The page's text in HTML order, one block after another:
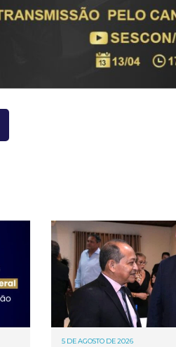
5 DE AGOSTO DE 2026